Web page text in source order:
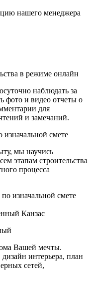
нашего менеджера
в режиме онлайн
наблюдать за
фото и видео отчеты о
для
и замечаний.
смете
мы научись
этапам строительства
процесса
Вашей мечты.
интерьера, план
сетей,